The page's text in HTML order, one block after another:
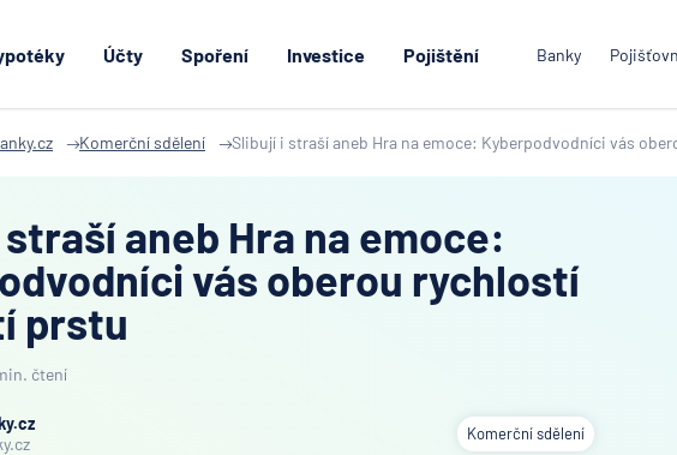
Účty Spoření Investice Pojištění Banky
Komerční sdělení Slibují i straší aneb Hra na emoce: Kyberpodvodníci vás
aneb Hra na emoce:
vás oberou rychlostí
prstu
čtení
Komerční sdělení